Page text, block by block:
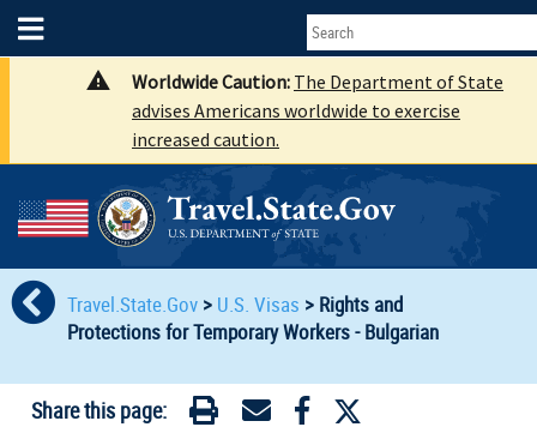
Worldwide Caution: The Department of State
advises Americans worldwide to exercise
increased caution.
Travel.State.Gov > U.S. Visas > Rights and
Protections for Temporary Workers - Bulgarian
Share this page: